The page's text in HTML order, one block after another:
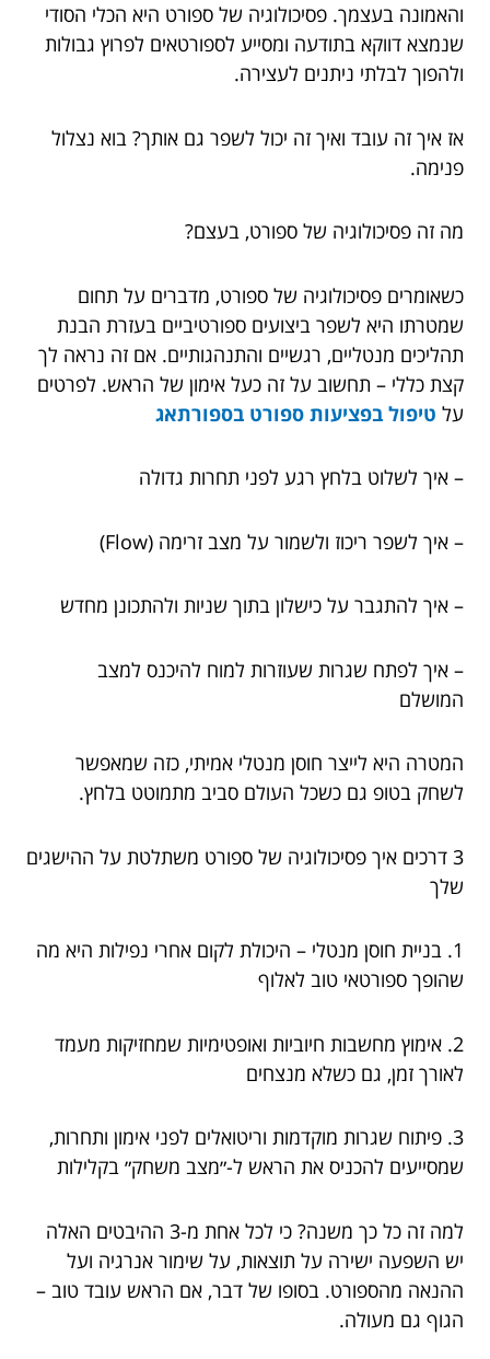
והאמונה בעצמך. פסיכולוגיה של ספורט היא הכלי הסודי
שנמצא דווקא בתודעה ומסייע לספורטאים לפרוץ גבולות
ולהפוך לבלתי ניתנים לעצירה.
אז איך זה עובד ואיך זה יכול לשפר גם אותך? בוא נצלול
פנימה.
מה זה פסיכולוגיה של ספורט, בעצם?
כשאומרים פסיכולוגיה של ספורט, מדברים על תחום
שמטרתו היא לשפר ביצועים ספורטיביים בעזרת הבנת
תהליכים מנטליים, רגשיים והתנהגותיים. אם זה נראה לך
קצת כללי – תחשוב על זה כעל אימון של הראש. לפרטים
על טיפול בפציעות ספורט בספורתאג
– איך לשלוט בלחץ רגע לפני תחרות גדולה
– איך לשפר ריכוז ולשמור על מצב זרימה (Flow)
– איך להתגבר על כישלון בתוך שניות ולהתכונן מחדש
– איך לפתח שגרות שעוזרות למוח להיכנס למצב
המושלם
המטרה היא לייצר חוסן מנטלי אמיתי, כזה שמאפשר
לשחק בטופ גם כשכל העולם סביב מתמוטט בלחץ.
3 דרכים איך פסיכולוגיה של ספורט משתלטת על ההישגים
שלך
1. בניית חוסן מנטלי – היכולת לקום אחרי נפילות היא מה
שהופך ספורטאי טוב לאלוף
2. אימוץ מחשבות חיוביות ואופטימיות שמחזיקות מעמד
לאורך זמן, גם כשלא מנצחים
3. פיתוח שגרות מוקדמות וריטואלים לפני אימון ותחרות,
שמסייעים להכניס את הראש ל-״מצב משחק״ בקלילות
למה זה כל כך משנה? כי לכל אחת מ-3 ההיבטים האלה
יש השפעה ישירה על תוצאות, על שימור אנרגיה ועל
ההנאה מהספורט. בסופו של דבר, אם הראש עובד טוב –
הגוף גם מעולה.